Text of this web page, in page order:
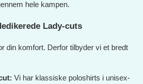
hele kampen.
Lady-cuts
din komfort. Derfor tilbyder vi et bredt
Vi har klassiske poloshirts i unisex-